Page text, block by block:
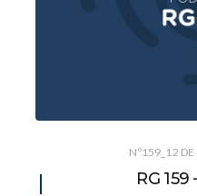
Nº159_12
RG